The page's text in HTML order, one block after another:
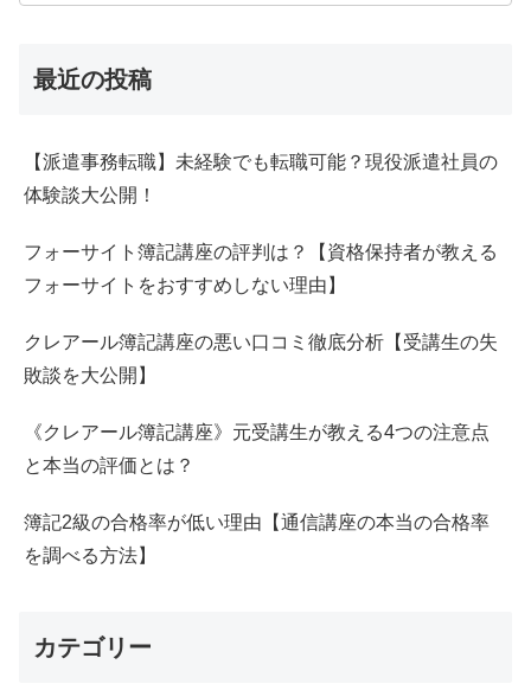
最近の投稿
【派遣事務転職】未経験でも転職可能？現役派遣社員の
体験談大公開！
フォーサイト簿記講座の評判は？【資格保持者が教える
フォーサイトをおすすめしない理由】
クレアール簿記講座の悪い口コミ徹底分析【受講生の失
敗談を大公開】
《クレアール簿記講座》元受講生が教える4つの注意点
と本当の評価とは？
簿記2級の合格率が低い理由【通信講座の本当の合格率
を調べる方法】
カテゴリー